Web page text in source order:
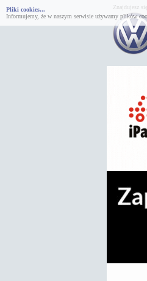
Pliki cookies...
Informujemy, że w naszym serwisie używamy plików
Znajdujesz